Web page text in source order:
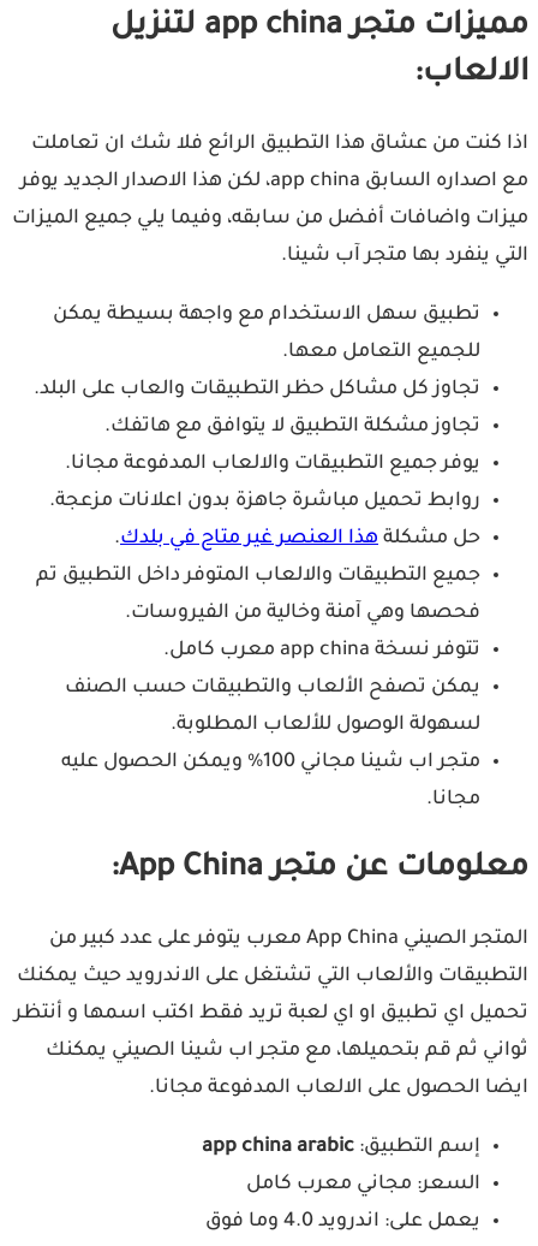
مميزات متجر app china لتنزيل
الالعاب:
اذا كنت من عشاق هذا التطبيق الرائع فلا شك ان تعاملت
مع اصداره السابق app china، لكن هذا الاصدار الجديد يوفر
ميزات واضافات أفضل من سابقه، وفيما يلي جميع الميزات
التي ينفرد بها متجر آب شينا.
تطبيق سهل الاستخدام مع واجهة بسيطة يمكن
للجميع التعامل معها.
تجاوز كل مشاكل حظر التطبيقات والعاب على البلد.
تجاوز مشكلة التطبيق لا يتوافق مع هاتفك.
يوفر جميع التطبيقات والالعاب المدفوعة مجانا.
روابط تحميل مباشرة جاهزة بدون اعلانات مزعجة.
حل مشكلة هذا العنصر غير متاح في بلدك.
جميع التطبيقات والالعاب المتوفر داخل التطبيق تم
فحصها وهي آمنة وخالية من الفيروسات.
تتوفر نسخة app china معرب كامل.
يمكن تصفح الألعاب والتطبيقات حسب الصنف
لسهولة الوصول للألعاب المطلوبة.
متجر اب شينا مجاني 100% ويمكن الحصول عليه
مجانا.
معلومات عن متجر App China:
المتجر الصيني App China معرب يتوفر على عدد كبير من
التطبيقات والألعاب التي تشتغل على الاندرويد حيث يمكنك
تحميل اي تطبيق او اي لعبة تريد فقط اكتب اسمها و أنتظر
ثواني ثم قم بتحميلها، مع متجر اب شينا الصيني يمكنك
ايضا الحصول على الالعاب المدفوعة مجانا.
إسم التطبيق: app china arabic
السعر: مجاني معرب كامل
يعمل على: اندرويد 4.0 وما فوق